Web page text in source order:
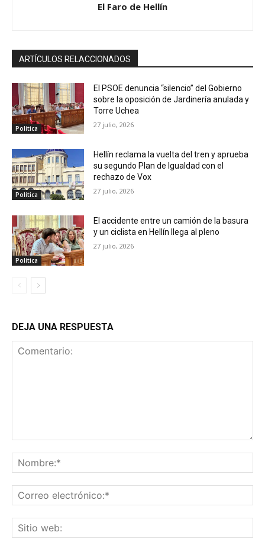
El Faro de Hellín
ARTÍCULOS RELACCIONADOS
Política
El PSOE denuncia “silencio” del Gobierno
sobre la oposición de Jardinería anulada y
Torre Uchea
27 julio, 2026
Política
Hellín reclama la vuelta del tren y aprueba
su segundo Plan de Igualdad con el
rechazo de Vox
27 julio, 2026
Política
El accidente entre un camión de la basura
y un ciclista en Hellín llega al pleno
27 julio, 2026
DEJA UNA RESPUESTA